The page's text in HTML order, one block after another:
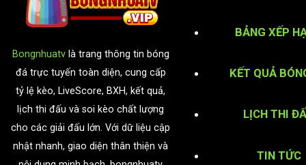
Bongnhuatvlà trang thông tin bóng
đá trực tuyến toàn diện, cung cấp
tỷ lệ kèo, LiveScore, BXH, kết quả,
lịch thi đấu và soi kèo chất lượng
cho các giải đấu lớn. Với dữ liệu cập
nhật nhanh, giao diện thân thiện và
BẢNG XẾP
KẾT QUẢ
LỊCH THI
TIN TỨC